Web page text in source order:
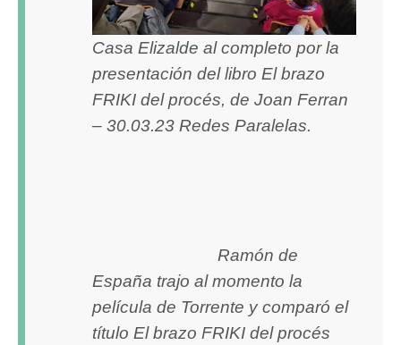
Casa Elizalde al completo por la
presentación del libro El brazo
FRIKI del procés, de Joan Ferran
– 30.03.23 Redes Paralelas.
Ramón de
España trajo al momento la
película de Torrente y comparó el
título El brazo FRIKI del procés